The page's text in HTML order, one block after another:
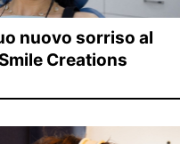
nuovo sorriso al
Creations